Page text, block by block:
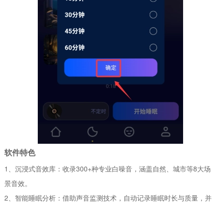
软件特色
1、沉浸式音效库：收录300+种专业白噪音，涵盖自然、城市等8大场
景音效。
2、智能睡眠分析：借助声音监测技术，自动记录睡眠时长与质量，并